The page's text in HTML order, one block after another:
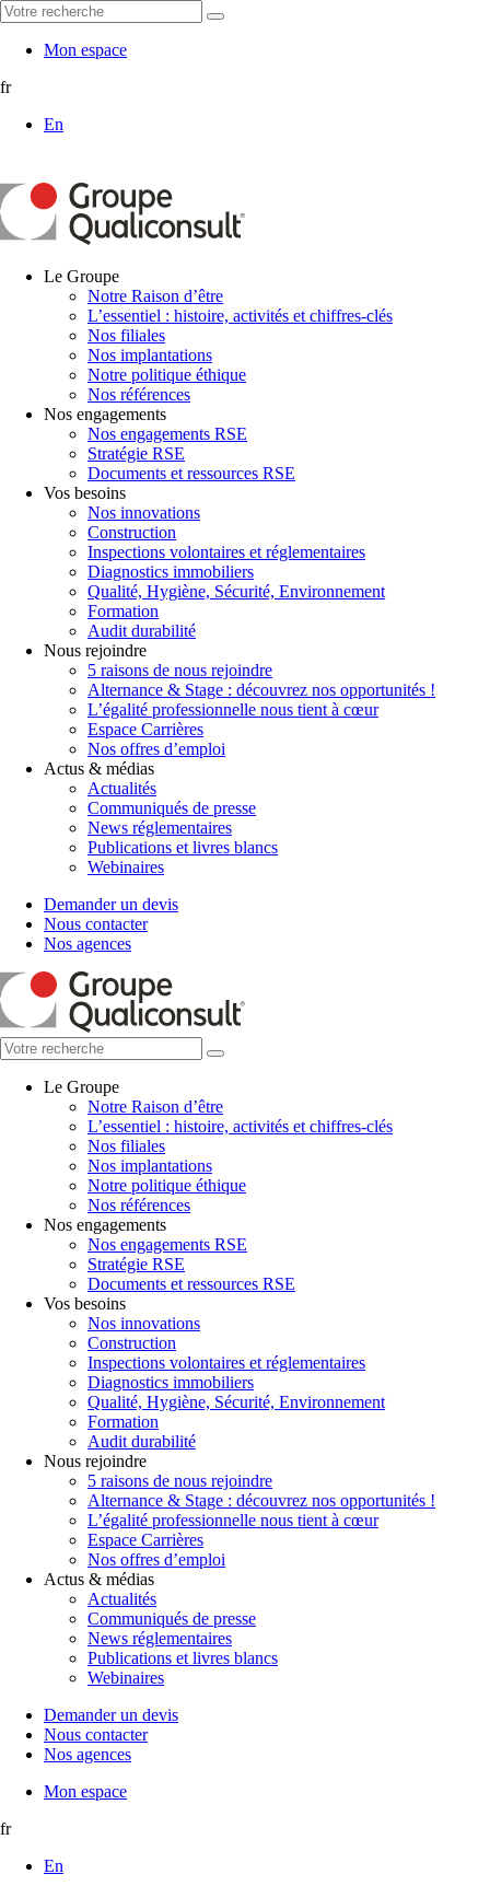
Mon espace
fr
En
Le Groupe
Notre Raison d’être
L’essentiel : histoire, activités et chiffres-clés
Nos filiales
Nos implantations
Notre politique éthique
Nos références
Nos engagements
Nos engagements RSE
Stratégie RSE
Documents et ressources RSE
Vos besoins
Nos innovations
Construction
Inspections volontaires et réglementaires
Diagnostics immobiliers
Qualité, Hygiène, Sécurité, Environnement
Formation
Audit durabilité
Nous rejoindre
5 raisons de nous rejoindre
Alternance & Stage : découvrez nos opportunités !
L’égalité professionnelle nous tient à cœur
Espace Carrières
Nos offres d’emploi
Actus & médias
Actualités
Communiqués de presse
News réglementaires
Publications et livres blancs
Webinaires
Demander un devis
Nous contacter
Nos agences
Le Groupe
Notre Raison d’être
L’essentiel : histoire, activités et chiffres-clés
Nos filiales
Nos implantations
Notre politique éthique
Nos références
Nos engagements
Nos engagements RSE
Stratégie RSE
Documents et ressources RSE
Vos besoins
Nos innovations
Construction
Inspections volontaires et réglementaires
Diagnostics immobiliers
Qualité, Hygiène, Sécurité, Environnement
Formation
Audit durabilité
Nous rejoindre
5 raisons de nous rejoindre
Alternance & Stage : découvrez nos opportunités !
L’égalité professionnelle nous tient à cœur
Espace Carrières
Nos offres d’emploi
Actus & médias
Actualités
Communiqués de presse
News réglementaires
Publications et livres blancs
Webinaires
Demander un devis
Nous contacter
Nos agences
Mon espace
fr
En